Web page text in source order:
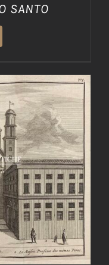
SANTO
/ DETTAGLI